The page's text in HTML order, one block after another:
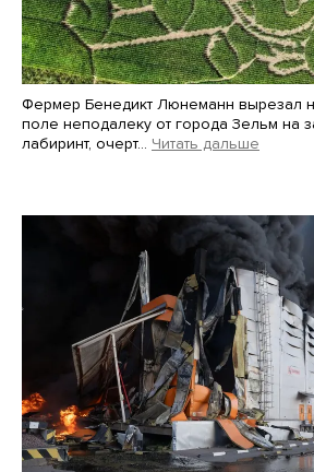
Фермер Бенедикт Люнеманн вырезал
поле неподалеку от города Зельм на
лабиринт, очерт… Читать дальше